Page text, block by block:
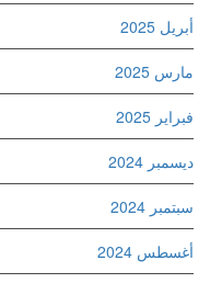
أبريل 2025
مارس 2025
فبراير 2025
ديسمبر 2024
سبتمبر 2024
أغسطس 2024